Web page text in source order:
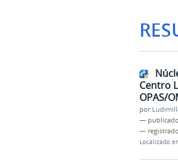
Centro
OPAS/
por
— publicado
—
Localizado